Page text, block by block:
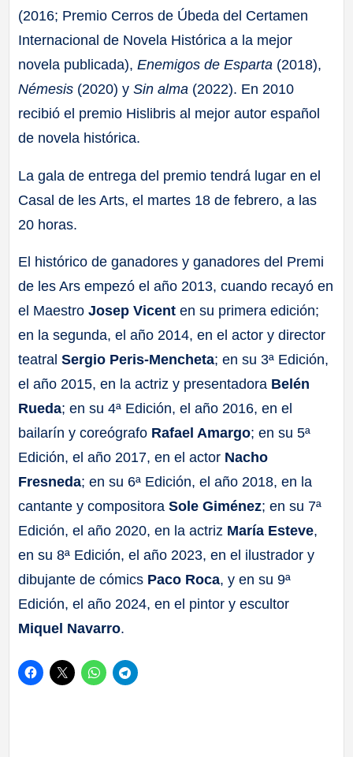
(2016; Premio Cerros de Úbeda del Certamen
Internacional de Novela Histórica a la mejor
novela publicada), Enemigos de Esparta (2018),
Némesis (2020) ySin alma (2022). En 2010
recibió el premio Hislibris al mejor autor español
de novela histórica.
La gala de entrega del premio tendrá lugar en el
Casal de les Arts, el martes 18 de febrero, a las
20 horas.
El histórico de ganadores y ganadores del Premi
de les Ars empezó el año 2013, cuando recayó en
el MaestroJosep Vicenten su primera edición;
en la segunda, el año 2014, en el actor y director
teatralSergio Peris-Mencheta; en su 3ª Edición,
el año 2015, en la actriz y presentadora Belén
Rueda; en su 4ª Edición, el año 2016, en el
bailarín y coreógrafo Rafael Amargo; en su 5ª
Edición, el año 2017, en el actor Nacho
Fresneda; en su 6ª Edición, el año 2018, en la
cantante y compositoraSole Giménez; en su 7ª
Edición, el año 2020, en la actriz María Esteve,
en su 8ª Edición, el año 2023, en el ilustrador y
dibujante de cómics Paco Roca, y en su 9ª
Edición, el año 2024, en el pintor y escultor
Miquel Navarro.